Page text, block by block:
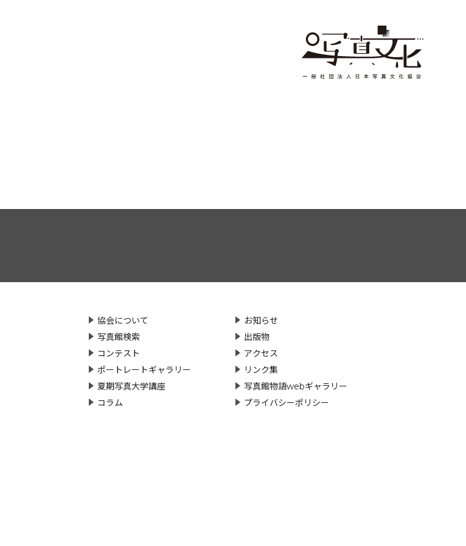
協会について
写真館検索
コンテスト
ポートレートギャラリー
夏期写真大学講座
コラム
お知らせ
出版物
アクセス
リンク集
写真館物語webギャラリー
プライバシーポリシー